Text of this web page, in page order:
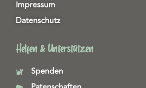
Impressum
Datenschutz
Helfen & Unterstützen
Spenden